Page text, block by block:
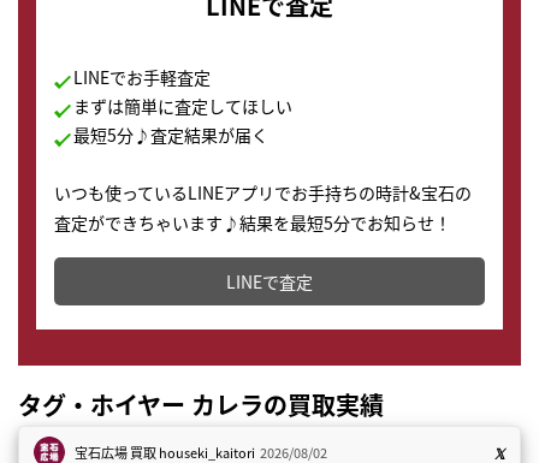
LINEでお手軽査定
まずは簡単に査定してほしい
最短5分♪査定結果が届く
いつも使っているLINEアプリでお手持ちの時計&宝石の
査定ができちゃいます♪結果を最短5分でお知らせ！
どこからでもすぐに査定金額を知ることが出来ます。
LINEで査定
タグ・ホイヤー カレラの買取実績
宝石広場 買取houseki_kaitori 2026/08/02